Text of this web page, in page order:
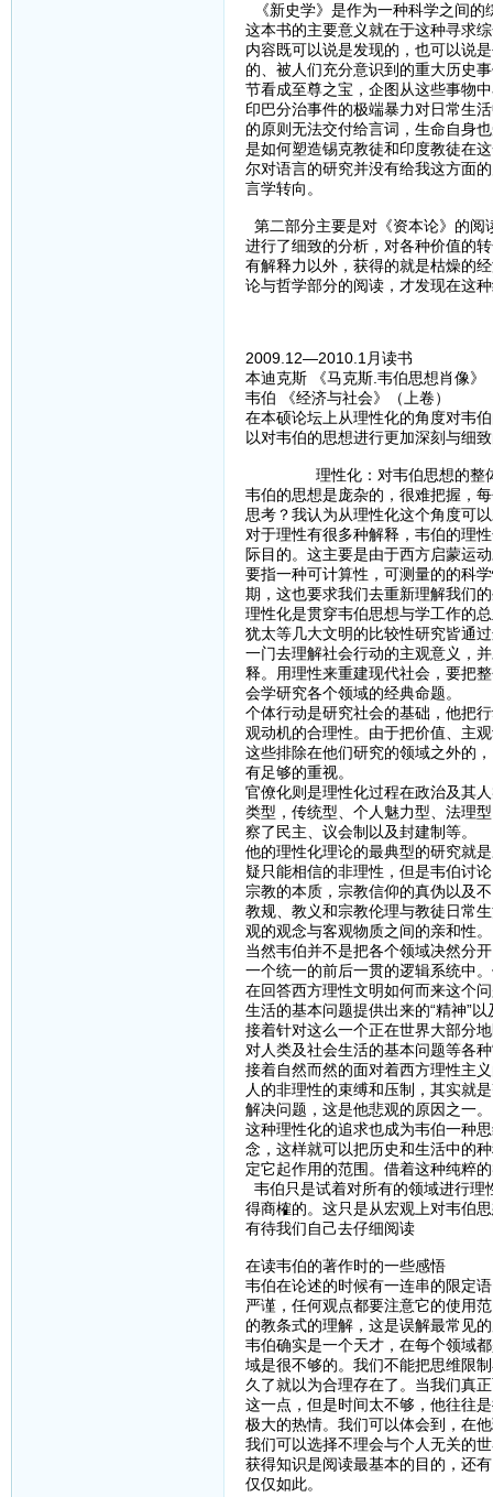
《新史学》是作为一种科学之间
这本书的主要意义就在于这种寻求
内容既可以说是发现的，也可以说
的、被人们充分意识到的重大历史
节看成至尊之宝，企图从这些事物
印巴分治事件的极端暴力对日常生
的原则无法交付给言词，生命自身
是如何塑造锡克教徒和印度教徒在
尔对语言的研究并没有给我这方面
言学转向。
第二部分主要是对《资本论》的
进行了细致的分析，对各种价值的
有解释力以外，获得的就是枯燥的
论与哲学部分的阅读，才发现在这
2009.12—2010.1月读书
本迪克斯 《马克斯.韦伯思想肖像》
韦伯 《经济与社会》（上卷）
在本硕论坛上从理性化的角度对韦
以对韦伯的思想进行更加深刻与细
理性化：对韦伯思想的整体
韦伯的思想是庞杂的，很难把握，
思考？我认为从理性化这个角度可
对于理性有很多种解释，韦伯的理
际目的。这主要是由于西方启蒙运
要指一种可计算性，可测量的的科
期，这也要求我们去重新理解我们
理性化是贯穿韦伯思想与学工作的
犹太等几大文明的比较性研究皆通
一门去理解社会行动的主观意义，
释。用理性来重建现代社会，要把
会学研究各个领域的经典命题。
个体行动是研究社会的基础，他把
观动机的合理性。由于把价值、主
这些排除在他们研究的领域之外的
有足够的重视。
官僚化则是理性化过程在政治及其
类型，传统型、个人魅力型、法理
察了民主、议会制以及封建制等。
他的理性化理论的最典型的研究就
疑只能相信的非理性，但是韦伯讨
宗教的本质，宗教信仰的真伪以及
教规、教义和宗教伦理与教徒日常
观的观念与客观物质之间的亲和性。
当然韦伯并不是把各个领域决然分
一个统一的前后一贯的逻辑系统中
在回答西方理性文明如何而来这个
生活的基本问题提供出来的“精神”
接着针对这么一个正在世界大部分
对人类及社会生活的基本问题等各
接着自然而然的面对着西方理性主
人的非理性的束缚和压制，其实就
解决问题，这是他悲观的原因之一。
这种理性化的追求也成为韦伯一种
念，这样就可以把历史和生活中的
定它起作用的范围。借着这种纯粹
韦伯只是试着对所有的领域进行
得商榷的。这只是从宏观上对韦伯
有待我们自己去仔细阅读
在读韦伯的著作时的一些感悟
韦伯在论述的时候有一连串的限定
严谨，任何观点都要注意它的使用
的教条式的理解，这是误解最常见
韦伯确实是一个天才，在每个领域
域是很不够的。我们不能把思维限
久了就以为合理存在了。当我们真
这一点，但是时间太不够，他往往
极大的热情。我们可以体会到，在
我们可以选择不理会与个人无关的
获得知识是阅读最基本的目的，还
仅仅如此。